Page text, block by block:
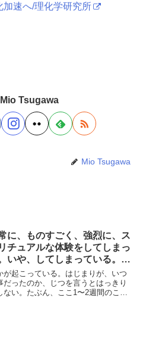
速へ/理化学研究所
Tsugawa
Mio Tsugawa
に、ものすごく、強烈に、ス
チュアルな体験をしてしまっ
いや、してしまっている。←
らくまだ続いているような気
る。
が起こっている。はじまりが、いつ
だったのか、じつを言うとはっきり
ない。たぶん、ここ1〜2週間のこと